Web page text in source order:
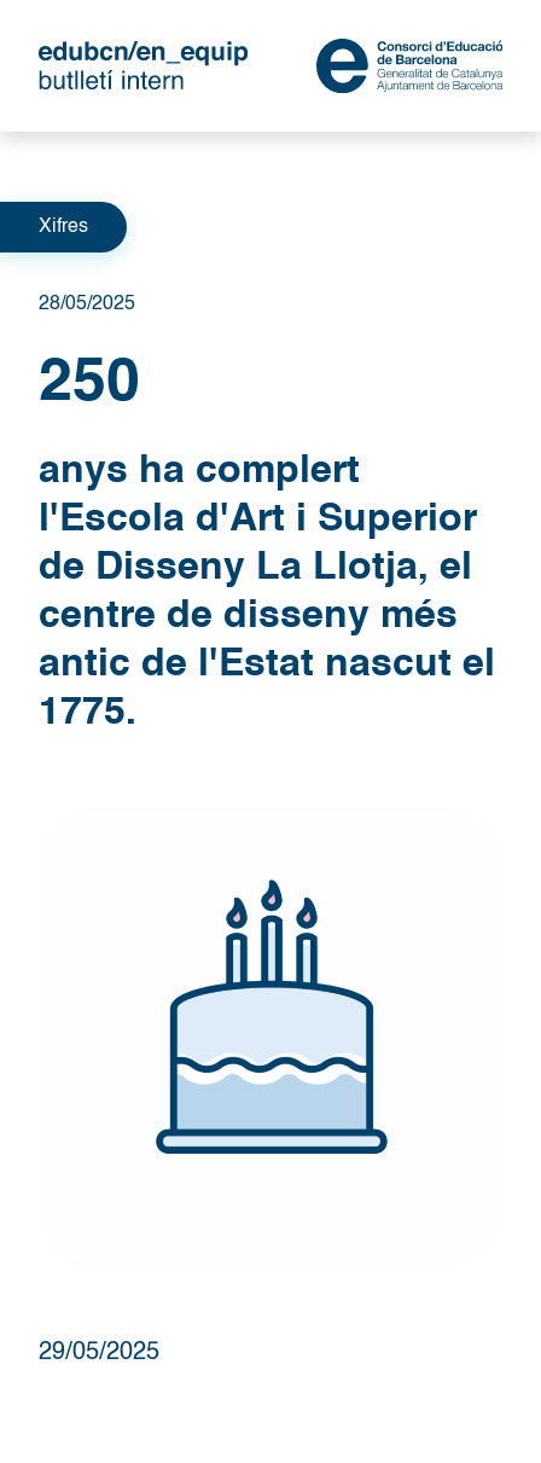
Categories
Xifres
28/05/2025
250
anys ha complert
l'Escola d'Art i Superior
de Disseny La Llotja, el
centre de disseny més
antic de l'Estat nascut el
1775.
29/05/2025